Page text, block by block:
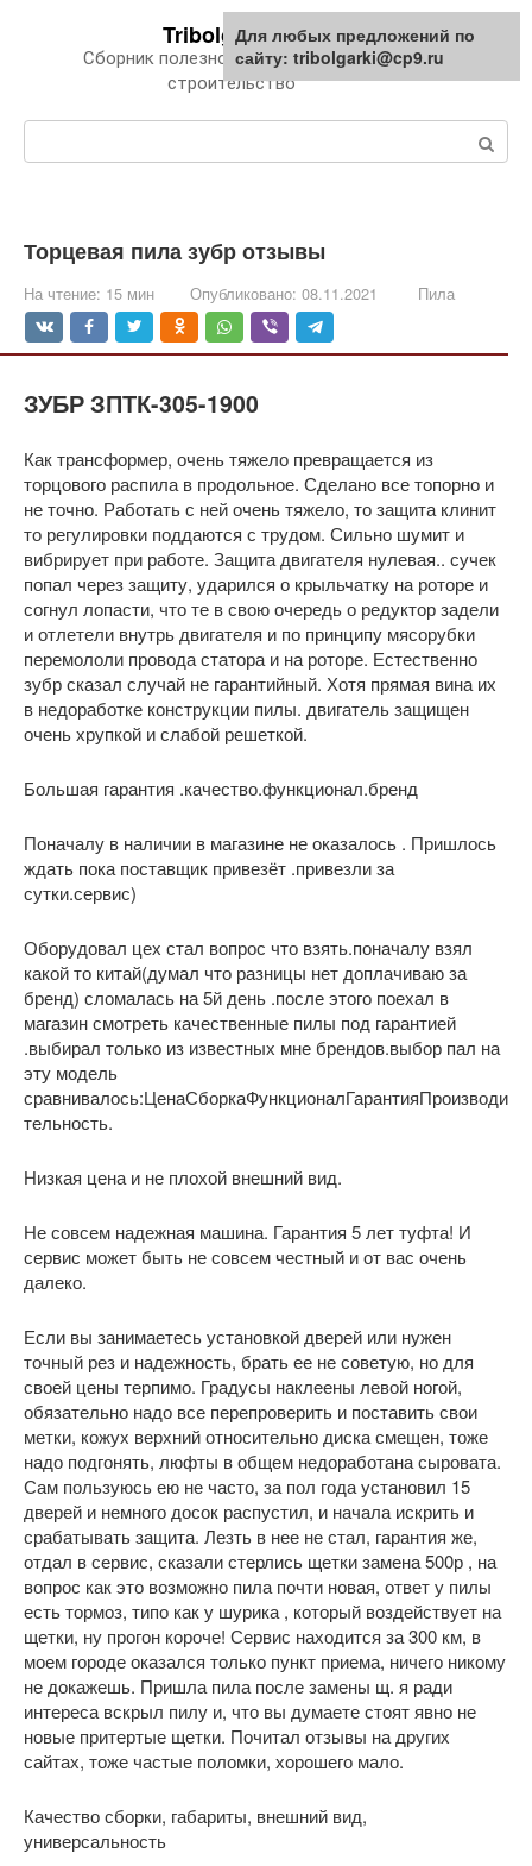
Tribolgarki.ru
Сборник полезной информации про
строительство
Торцевая пила зубр отзывы
На чтение: 15 мин Опубликовано: 08.11.2021 Пила
ЗУБР ЗПТК-305-1900
Как трансформер, очень тяжело превращается из
торцового распила в продольное. Сделано все топорно и
не точно. Работать с ней очень тяжело, то защита клинит
то регулировки поддаются с трудом. Сильно шумит и
вибрирует при работе. Защита двигателя нулевая.. сучек
попал через защиту, ударился о крыльчатку на роторе и
согнул лопасти, что те в свою очередь о редуктор задели
и отлетели внутрь двигателя и по принципу мясорубки
перемололи провода статора и на роторе. Естественно
зубр сказал случай не гарантийный. Хотя прямая вина их
в недоработке конструкции пилы. двигатель защищен
очень хрупкой и слабой решеткой.
Большая гарантия .качество.функционал.бренд
Поначалу в наличии в магазине не оказалось . Пришлось
ждать пока поставщик привезёт .привезли за
сутки.сервис)
Оборудовал цех стал вопрос что взять.поначалу взял
какой то китай(думал что разницы нет доплачиваю за
бренд) сломалась на 5й день .после этого поехал в
магазин смотреть качественные пилы под гарантией
.выбирал только из известных мне брендов.выбор пал на
эту модель
сравнивалось:ЦенаСборкаФункционалГарантияПроизводи
тельность.
Низкая цена и не плохой внешний вид.
Не совсем надежная машина. Гарантия 5 лет туфта! И
сервис может быть не совсем честный и от вас очень
далеко.
Если вы занимаетесь установкой дверей или нужен
точный рез и надежность, брать ее не советую, но для
своей цены терпимо. Градусы наклеены левой ногой,
обязательно надо все перепроверить и поставить свои
метки, кожух верхний относительно диска смещен, тоже
надо подгонять, люфты в общем недоработана сыровата.
Сам пользуюсь ею не часто, за пол года установил 15
дверей и немного досок распустил, и начала искрить и
срабатывать защита. Лезть в нее не стал, гарантия же,
отдал в сервис, сказали стерлись щетки замена 500р , на
вопрос как это возможно пила почти новая, ответ у пилы
есть тормоз, типо как у шурика , который воздействует на
щетки, ну прогон короче! Сервис находится за 300 км, в
моем городе оказался только пункт приема, ничего никому
не докажешь. Пришла пила после замены щ. я ради
интереса вскрыл пилу и, что вы думаете стоят явно не
новые притертые щетки. Почитал отзывы на других
сайтах, тоже частые поломки, хорошего мало.
Качество сборки, габариты, внешний вид,
универсальность
Для любых предложений по
сайту: tribolgarki@cp9.ru